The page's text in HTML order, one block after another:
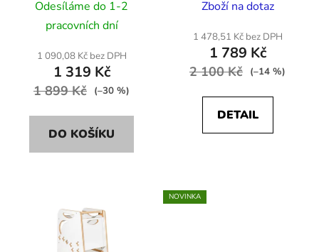
Step 80cm - barva
dřeva
Odesíláme do 1-2
pracovních dní
1 090,08 Kč bez DPH
1 319 Kč
1 899 Kč (–30 %)
DO KOŠÍKU
KIDSWOOD No Exit
Zboží na dotaz
1 478,51 Kč bez DPH
1 789 Kč
2 100 Kč (–14 %)
DETAIL
NOVINKA